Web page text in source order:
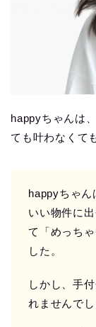
happyちゃんは
ても叶わなくて
happyちゃん
いい物件に
て「めっち
した。
しかし、手
れませんでし